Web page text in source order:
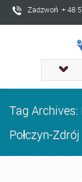
Zadzwoń + 48
Tag
Połczyn-Zdrój